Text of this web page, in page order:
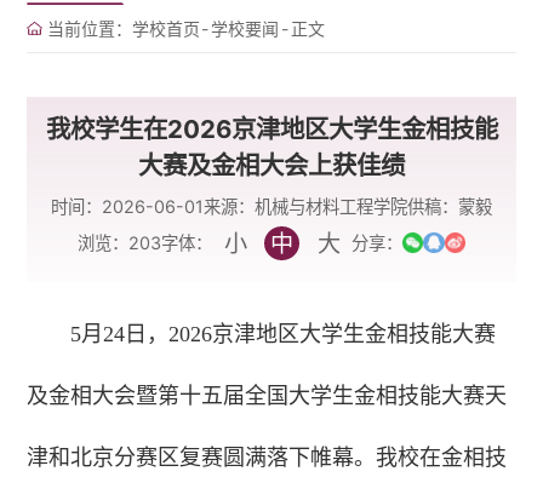
当前位置： 学校首页-学校要闻 -正文
我校学生在2026京津地区大学生金相技能
大赛及金相大会上获佳绩
时间：2026-06-01来源：机械与材料工程学院供稿：蒙毅
浏览： 203字体： 小 中 大 分享：
5月24日，2026京津地区大学生金相技能大赛
及金相大会暨第十五届全国大学生金相技能大赛天
津和北京分赛区复赛圆满落下帷幕。我校在金相技